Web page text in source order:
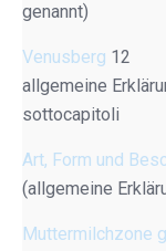
genannt)
Venusberg 12
allgemeine
sottocapitoli
Art, Form und
(allgemeine
Muttermilchzone